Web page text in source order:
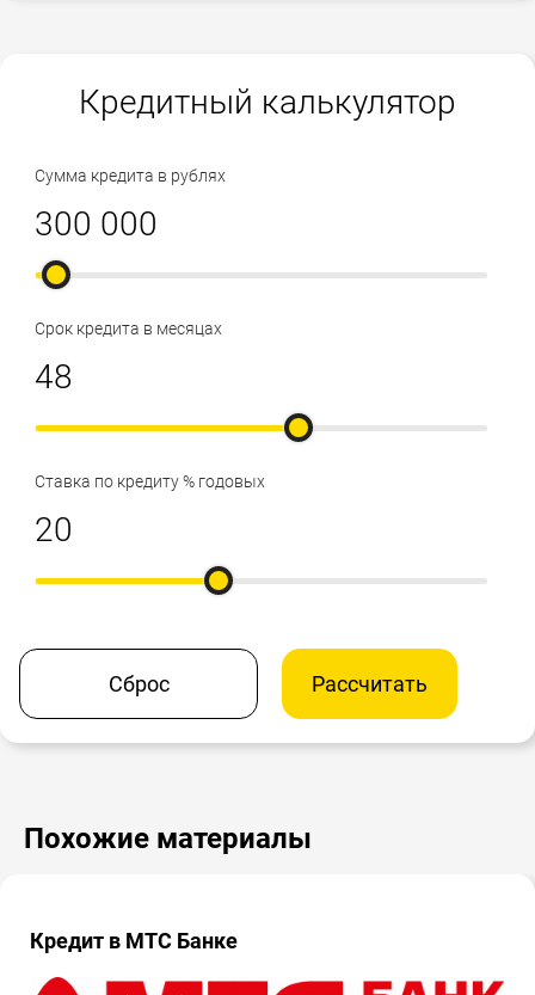
Кредитный калькулятор
Сумма кредита в рублях
Срок кредита в месяцах
Ставка по кредиту % годовых
Сброс Рассчитать
Похожие материалы
Кредит в МТС Банке